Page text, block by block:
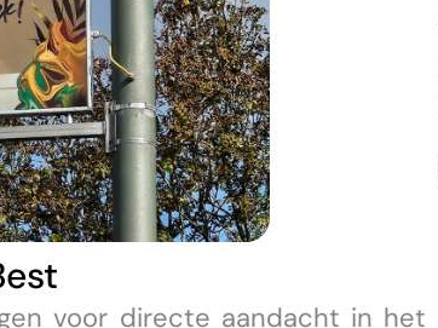
voor directe aandacht in het